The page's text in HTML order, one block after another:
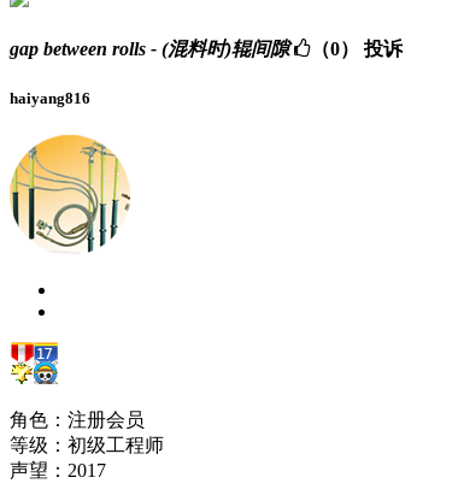
gap between rolls - (混料时)辊间隙 （0） 投诉
haiyang816
角色：注册会员
等级：初级工程师
声望： 2017